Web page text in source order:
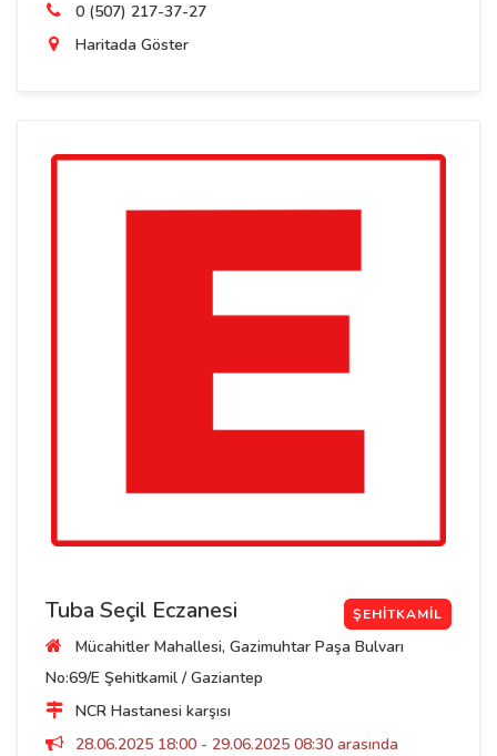
0 (507) 217-37-27
Haritada Göster
Tuba Seçil Eczanesi ŞEHITKAMIL
Mücahitler Mahallesi, Gazimuhtar Paşa Bulvarı
No:69/E Şehitkamil / Gaziantep
NCR Hastanesi karşısı
28.06.2025 18:00 - 29.06.2025 08:30 arasında